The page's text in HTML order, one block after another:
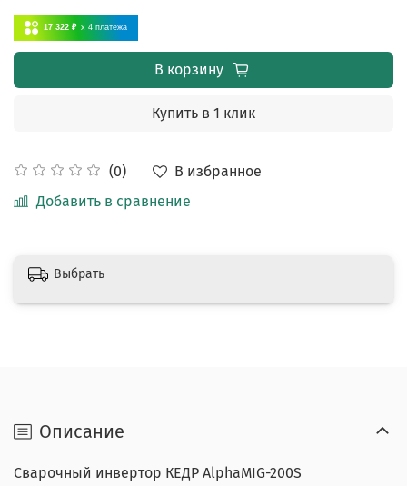
(0)
В избранное
Добавить в сравнение
17 322 ₽ x 4 платежа
В корзину
Купить в 1 клик
Выбрать
Описание
Сварочный инвертор КЕДР AlphaMIG-200S